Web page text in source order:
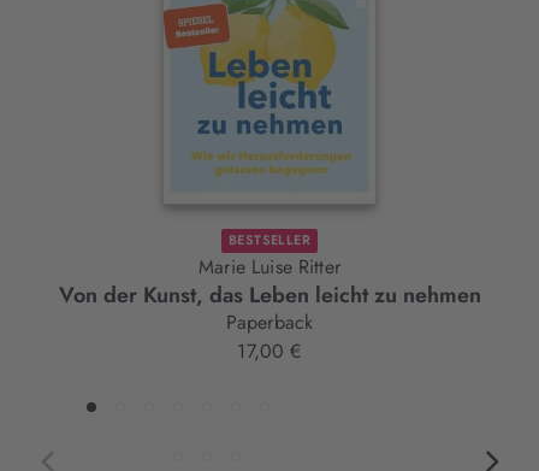
BESTSELLER
Marie Luise Ritter
Von der Kunst, das Leben leicht zu nehmen
Paperback
17,00 €